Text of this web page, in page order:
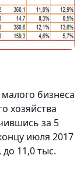
бизнеса
хозяйства
за 5
июля 2017
до 11,0 тыс.